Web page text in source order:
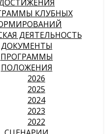
КЛУБНЫХ
ДЕЯТЕЛЬНОСТЬ
ДОКУМЕНТЫ
ПРОГРАММЫ
ПОЛОЖЕНИЯ
2026
2025
2024
2023
2022